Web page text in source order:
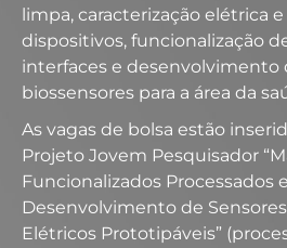
limpa, caracterização elétrica
dispositivos, funcionalização
interfaces e desenvolvimento
biossensores para a área da
As vagas de bolsa estão
Projeto Jovem Pesquisador
Funcionalizados Processados
Desenvolvimento de
Elétricos Prototipáveis”